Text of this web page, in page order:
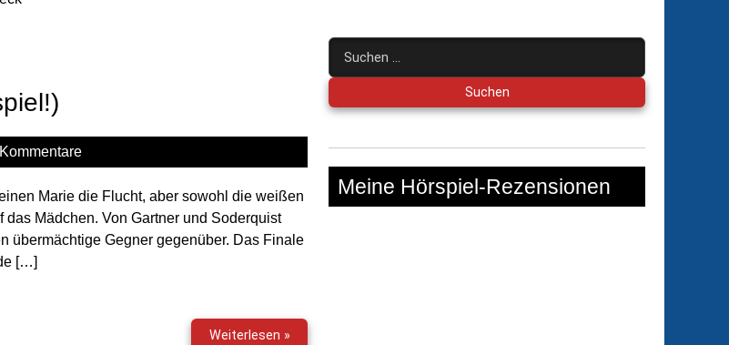
Marie die Flucht, aber sowohl die weißen
Mädchen. Von Gartner und Soderquist
übermächtige Gegner gegenüber. Das Finale
[…]
Weiterlesen »Fallen
Suchen
nach:
Meine Hörspiel-Rezensionen